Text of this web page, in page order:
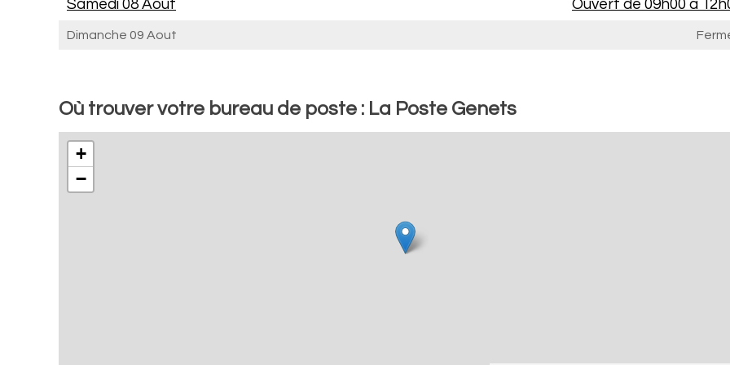
Samedi 08 Aout Ouvert de 09h00 à
Dimanche 09 Aout
Où trouver votre bureau de poste : La Poste Genets
+
−